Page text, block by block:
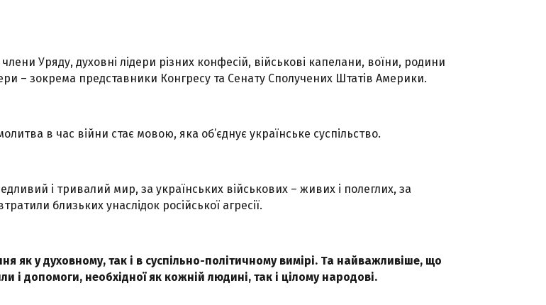
Уряду, духовні лідери різних конфесій, військові капелани, воїни, родини
– зокрема представники Конгресу та Сенату Сполучених Штатів Америки.
в час війни стає мовою, яка об’єднує українське суспільство.
і тривалий мир, за українських військових – живих і полеглих, за
близьких унаслідок російської агресії.
як у духовному, так і в суспільно-політичному вимірі. Та найважливіше, що
і допомоги, необхідної як кожній людині, так і цілому народові.